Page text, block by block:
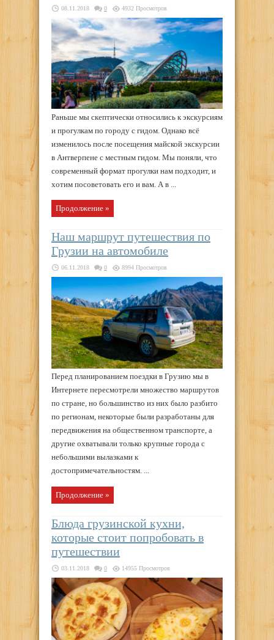
08.11.2018 0 4932 Просмотров
Раньше мы скептически относились к экскурсиям
и прогулкам по городу с гидом. Однако всё
изменилось после посещения майской экскурсии
в Антверпене с местным гидом. Мы поняли, что
современный формат прогулки нам подходит, и
хотим посоветовать его и вам. А в ...
Продолжение »
Наш маршрут путешествия по
Грузии на автомобиле
06.11.2018 0 8994 Просмотров
Перед планированием поездки в Грузию мы в
Интернете пересмотрели множество маршрутов
по стране, но большинство из них было разбито
по регионам, некоторые были разработаны для
передвижения на общественном транспорте, а
другие охватывали только крупные города с
небольшими вылазками к
достопримечательностям. ...
Продолжение »
Блюда грузинской кухни,
которые стоит попробовать в
путешествии
03.11.2018 0 14955 Просмотров